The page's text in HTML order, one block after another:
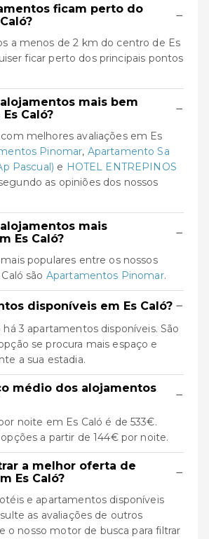
ficam perto do
−
a menos de 2 km do centro de Es
ficar perto dos principais pontos
mais bem
Caló?
−
melhores avaliações em Es
Pinomar, Apartamento Sa
Pascual) e HOTEL ENTREPINOS
as opiniões dos nossos
mais
Es Caló?
−
populares entre os nossos
são Apartamentos Pinomar.
disponíveis em Es Caló? −
há 3 apartamentos disponíveis. São
se procura mais espaço e
a sua estadia.
médio dos alojamentos
−
noite em Es Caló é de 533€.
a partir de 144€ por noite.
a melhor oferta de
Es Caló?
−
e apartamentos disponíveis
as avaliações de outros
o nosso motor de busca para filtrar